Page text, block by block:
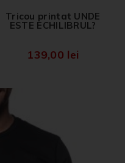
Tricou printat UNDE
ESTE ECHILIBRUL?
139,00 lei